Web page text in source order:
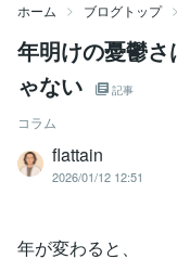
ホーム ブログトップ
年明けの憂鬱
ゃない
記事
コラム
flattain
2026/01/12 12:51
年が変わると、